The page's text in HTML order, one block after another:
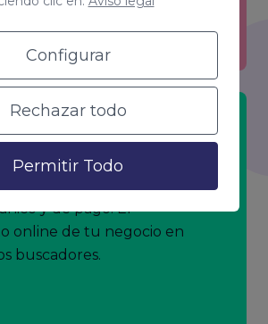
Configurar
Rechazar todo
Permitir Todo
y de pago. El
online de tu negocio en
buscadores.